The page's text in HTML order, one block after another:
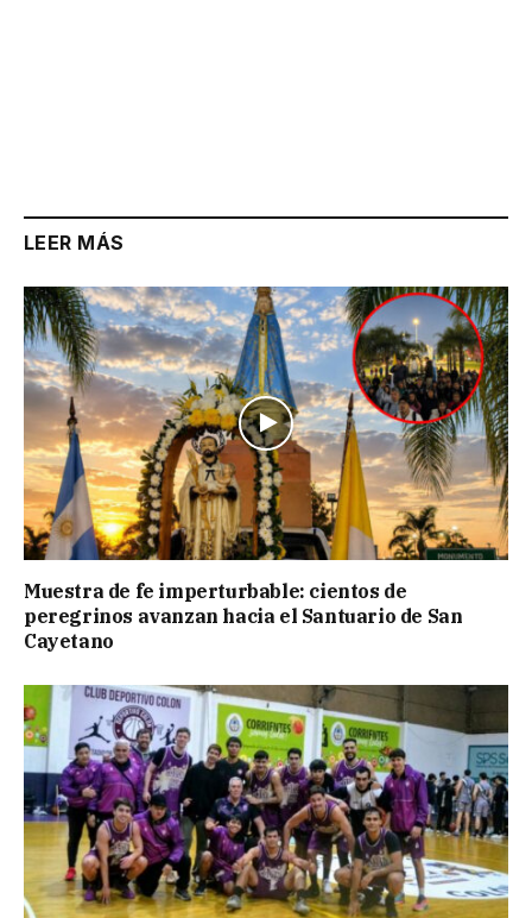
LEER MÁS
Muestra de fe imperturbable: cientos de
peregrinos avanzan hacia el Santuario de San
Cayetano